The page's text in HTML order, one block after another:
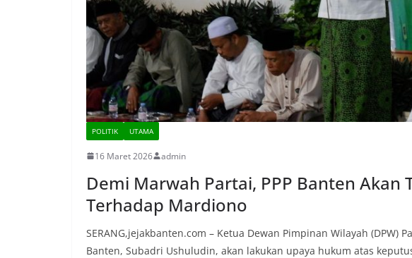
POLITIK UTAMA
16 Maret 2026 admin
Demi Marwah Partai, PPP Banten Akan
Terhadap Mardiono
SERANG,jejakbanten.com – Ketua Dewan Pimpinan Wilayah (DPW)
Banten, Subadri Ushuludin, akan lakukan upaya hukum atas